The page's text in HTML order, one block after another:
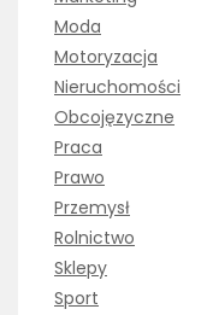
Moda
Motoryzacja
Nieruchomości
Obcojęzyczne
Praca
Prawo
Przemysł
Rolnictwo
Sklepy
Sport